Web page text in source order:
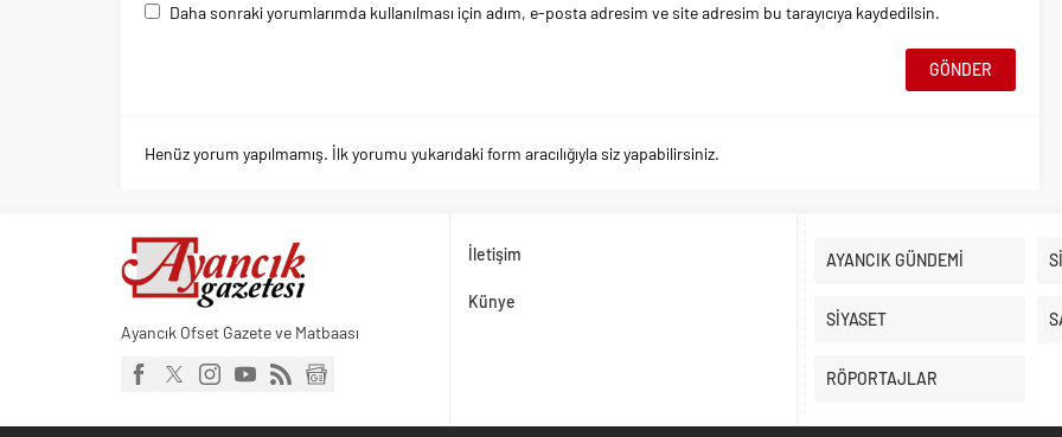
Daha sonraki yorumlarımda kullanılması için adım, e-posta adresim ve site adresim bu tarayıcıya kaydedilsin.
Henüz yorum yapılmamış. İlk yorumu yukarıdaki form aracılığıyla siz yapabilirsiniz.
Ayancık Ofset Gazete ve Matbaası
İletişim
Künye
AYANCIK GÜNDEMİ
SİYASET
RÖPORTAJLAR